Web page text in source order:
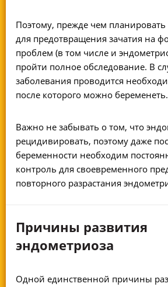
Поэтому, прежде чем планировать
для предотвращения зачатия на
проблем (в том числе и
пройти полное обследование. В
заболевания проводится
после которого можно беременеть.
Важно не забывать о том, что
рецидивировать, поэтому даже
беременности необходим
контроль для своевременного
повторного разрастания
Причины развития
эндометриоза
Одной единственной причины